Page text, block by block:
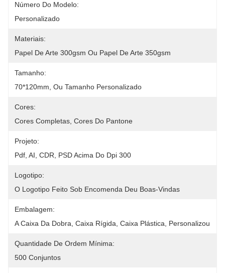
Número Do Modelo:
Personalizado
Materiais:
Papel De Arte 300gsm Ou Papel De Arte 350gsm
Tamanho:
70*120mm, Ou Tamanho Personalizado
Cores:
Cores Completas, Cores Do Pantone
Projeto:
Pdf, AI, CDR, PSD Acima Do Dpi 300
Logotipo:
O Logotipo Feito Sob Encomenda Deu Boas-Vindas
Embalagem:
A Caixa Da Dobra, Caixa Rígida, Caixa Plástica, Personalizou
Quantidade De Ordem Mínima:
500 Conjuntos